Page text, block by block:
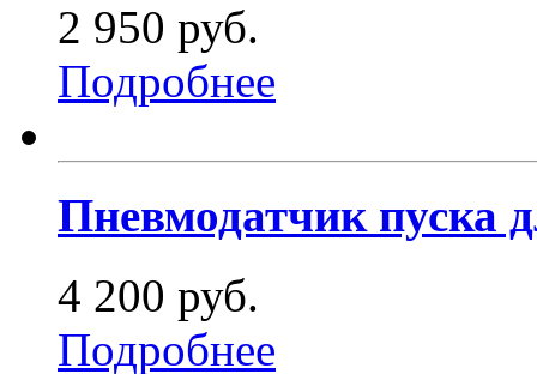
2 950 руб.
Подробнее
Пневмодатчик пуска
4 200 руб.
Подробнее